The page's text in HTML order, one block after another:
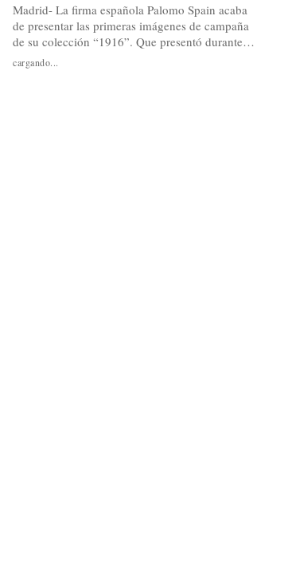
Madrid- La firma española Palomo Spain acaba
de presentar las primeras imágenes de campaña
de su colección “1916”. Que presentó durante la
última edición de la pasarela New York Fashion
Week: Men’s. En un desfile que supuso su
cargando...